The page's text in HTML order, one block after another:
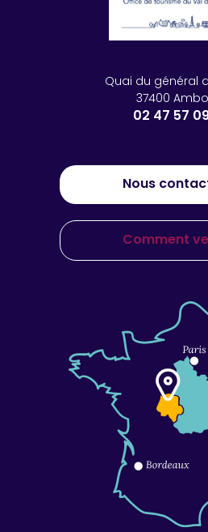
Quai du général
37400
02 47 57
Nous
Comment